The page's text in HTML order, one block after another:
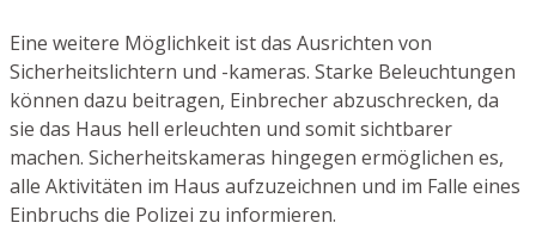
Eine weitere Möglichkeit ist das Ausrichten von
Sicherheitslichtern und -kameras. Starke Beleuchtungen
können dazu beitragen, Einbrecher abzuschrecken, da
sie das Haus hell erleuchten und somit sichtbarer
machen. Sicherheitskameras hingegen ermöglichen es,
alle Aktivitäten im Haus aufzuzeichnen und im Falle eines
Einbruchs die Polizei zu informieren.